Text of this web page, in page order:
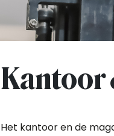
Kantoor
Het kantoor en de